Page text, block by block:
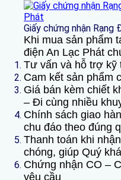
Giấy chứng nhận
Khi mua sản phẩm
điện An Lạc Phát
Tư vấn và hỗ trợ kỹ
Cam kết sản phẩm
Giá bán kèm chiết
– Đi cùng nhiều
Chính sách giao
chu đáo theo đúng
Thanh toán khi
chóng, giúp Quý
Chứng nhận CO –
yêu cầu